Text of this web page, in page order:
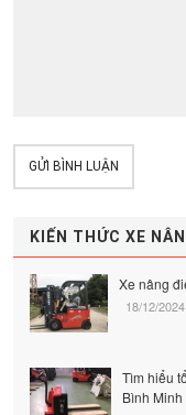
GỬI BÌNH LUẬN
KIẾN THỨC XE
Xe nâng
18/12/2024
Tìm hiểu
Bình Minh